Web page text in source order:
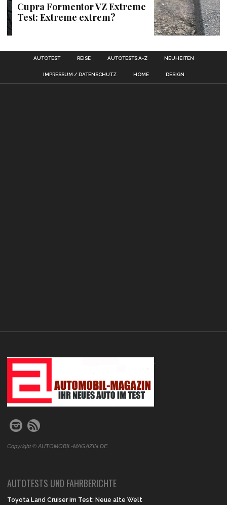
Cupra Formentor VZ Extreme
Test: Extreme extrem?
AUTOTEST REISE AUTOTESTS A-Z NEUHEITEN
IMPRESSUM / DATENSCHUTZ HOME DESIGN
.
Copyright © AUTOMOBIL-MAGAZIN.DE.
AUTOTESTS UND FAHRBERICHTE
Toyota Land Cruiser im Test: Neue alte Welt